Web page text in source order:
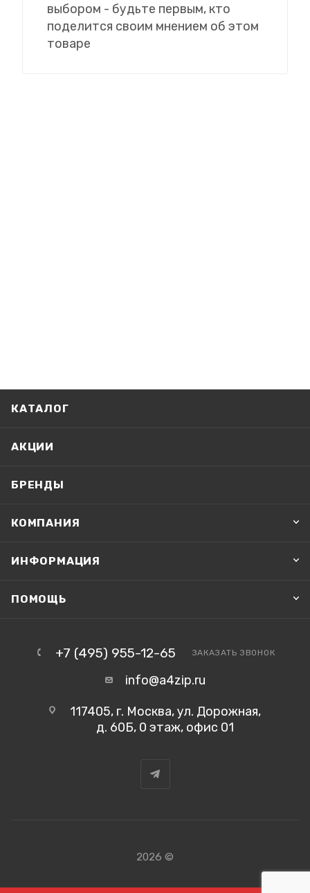
выбором - будьте первым, кто
поделится своим мнением об этом
товаре
КАТАЛОГ
АКЦИИ
БРЕНДЫ
КОМПАНИЯ
ИНФОРМАЦИЯ
ПОМОЩЬ
+7 (495) 955-12-65 ЗАКАЗАТЬ ЗВОНОК
info@a4zip.ru
117405, г. Москва, ул. Дорожная,
д. 60Б, 0 этаж, офис 01
2026 ©